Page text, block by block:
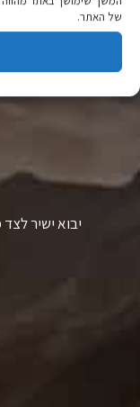
של האתר.
סוגים.
ניתן
האפשרויות
בעמוד
יבוא ישיר